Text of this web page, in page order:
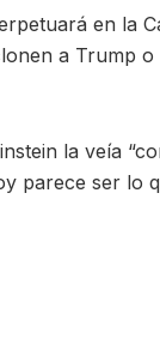
en la
a Trump
la veía
parece ser lo